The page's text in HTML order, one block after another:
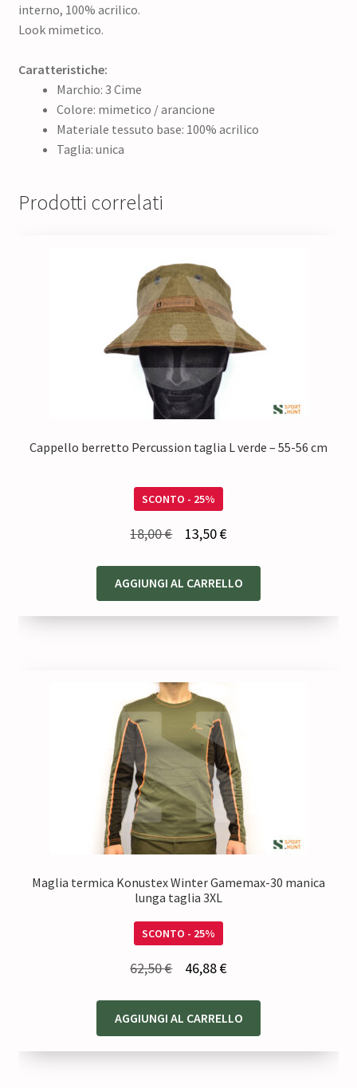
interno, 100% acrilico.
Look mimetico.
Caratteristiche:
Marchio: 3 Cime
Colore: mimetico / arancione
Materiale tessuto base: 100% acrilico
Taglia: unica
Prodotti correlati
Cappello berretto Percussion taglia L verde – 55-56 cm
SCONTO - 25%
18,00€
originale
era:
13,50€Il
attuale
è:
AGGIUNGI AL CARRELLO
Maglia termica Konustex Winter Gamemax-30 manica
lunga taglia 3XL
SCONTO - 25%
62,50€
originale
era:
46,88€Il
attuale
è:
AGGIUNGI AL CARRELLO